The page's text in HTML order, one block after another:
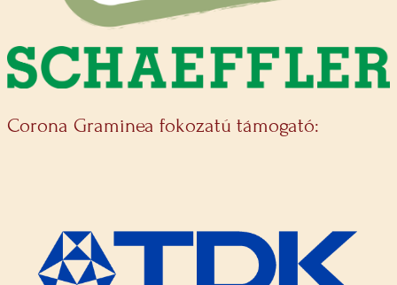
Corona Graminea fokozatú támogató: